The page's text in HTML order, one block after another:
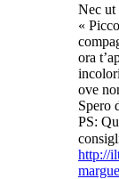
Nec ut
«
ora
ove
Spero
PS:
http://